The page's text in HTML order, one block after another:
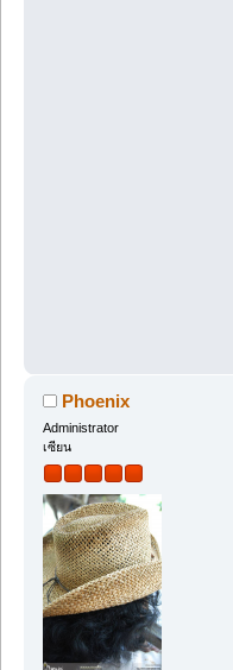
Phoenix
Administrator
เซียน